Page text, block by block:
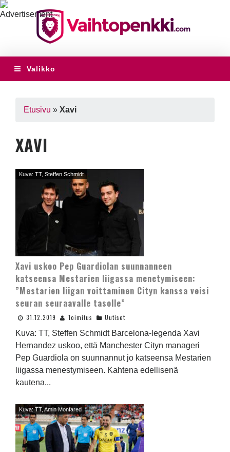
Valikko
Etusivu » Xavi
XAVI
Kuva: TT, Steffen Schmidt
Xavi uskoo Pep Guardiolan suunnanneen
katseensa Mestarien liigassa menetymiseen:
”Mestarien liigan voittaminen Cityn kanssa veisi
seuran seuraavalle tasolle”
31.12.2019 Toimitus Uutiset
Kuva: TT, Steffen Schmidt Barcelona-legenda Xavi
Hernandez uskoo, että Manchester Cityn manageri
Pep Guardiola on suunnannut jo katseensa Mestarien
liigassa menestymiseen. Kahtena edellisenä
kautena...
Kuva: TT, Amin Monfared